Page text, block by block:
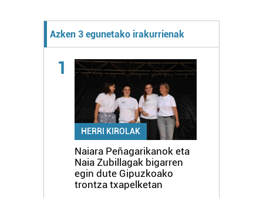
Azken 3 egunetako irakurrienak
1
HERRI KIROLAK
Naiara Peñagarikanok eta
Naia Zubillagak bigarren
egin dute Gipuzkoako
trontza txapelketan